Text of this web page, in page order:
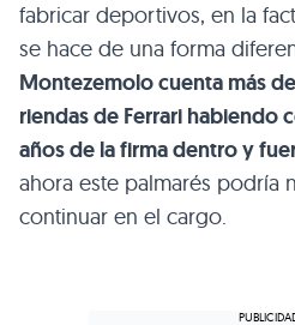
fabricar deportivos, en la
se hace de una forma
Montezemolo cuenta más
riendas de Ferrari habiendo
años de la firma dentro y
ahora este palmarés podría
continuar en el cargo.